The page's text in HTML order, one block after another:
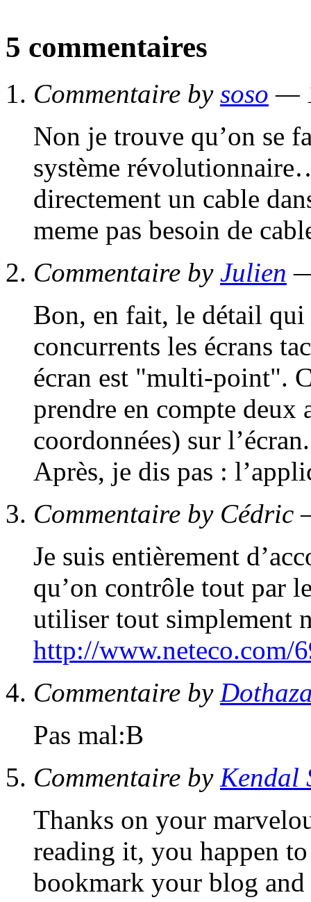
5 commentaires
Commentaire by soso —
Non je trouve qu’on se
système
directement un cable
meme pas besoin de
Commentaire by Julien
Bon, en fait, le détail qui
concurrents les écrans
écran est "multi-point".
prendre en compte deux
coordonnées) sur l’écran.
Après, je dis pas :
Commentaire by
Je suis entièrement
qu’on contrôle tout par
utiliser tout simplement
http://www.neteco.com/
Commentaire by
Pas mal:B
Commentaire by Kendal
Thanks on your
reading it, you happen
bookmark your blog